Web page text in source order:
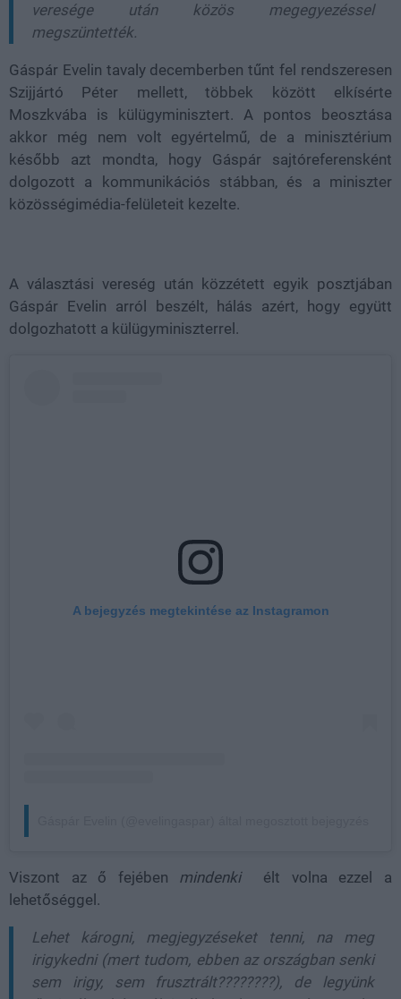
veresége után közös megegyezéssel
megszüntették.
Gáspár Evelin tavaly decemberben tűnt fel rendszeresen
Szijjártó Péter mellett, többek között elkísérte
Moszkvába is külügyminisztert. A pontos beosztása
akkor még nem volt egyértelmű, de a minisztérium
később azt mondta, hogy Gáspár sajtóreferensként
dolgozott a kommunikációs stábban, és a miniszter
közösségimédia-felületeit kezelte.
A választási vereség után közzétett egyik posztjában
Gáspár Evelin arról beszélt, hálás azért, hogy együtt
dolgozhatott a külügyminiszterrel.
A bejegyzés megtekintése az Instagramon
Viszont az ő fejében mindenki
élt volna ezzel a
lehetőséggel.
Lehet károgni, megjegyzéseket tenni, na meg
irigykedni (mert tudom, ebben az országban senki
sem irigy, sem frusztrált????????), de legyünk